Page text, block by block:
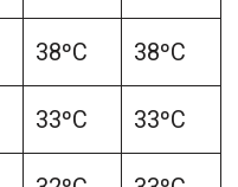
38ºC 38ºC
33ºC 33ºC